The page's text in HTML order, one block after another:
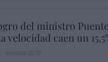
del ministro
velocidad caen un